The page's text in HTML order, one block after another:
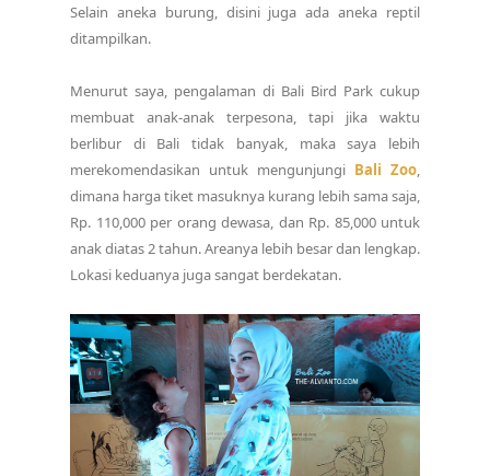
Selain aneka burung, disini juga ada aneka reptil
ditampilkan.
Menurut saya, pengalaman di Bali Bird Park cukup
membuat anak-anak terpesona, tapi jika waktu
berlibur di Bali tidak banyak, maka saya lebih
merekomendasikan untuk mengunjungi Bali Zoo
dimana harga tiket masuknya kurang lebih sama saja,
Rp. 110,000 per orang dewasa, dan Rp. 85,000 untuk
anak diatas 2 tahun. Areanya lebih besar dan lengkap.
Lokasi keduanya juga sangat berdekatan.